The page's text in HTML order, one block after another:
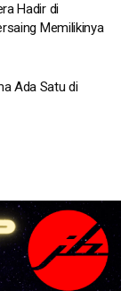
Hadir di
Memilikinya
Ada Satu di